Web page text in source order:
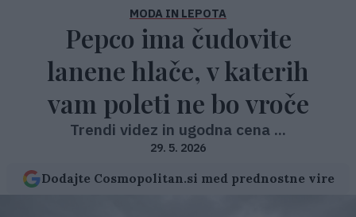
MODA IN LEPOTA
Pepco ima čudovite
lanene hlače, v katerih
vam poleti ne bo vroče
Trendi videz in ugodna cena ...
29. 5. 2026
Dodajte Cosmopolitan.si med prednostne vire